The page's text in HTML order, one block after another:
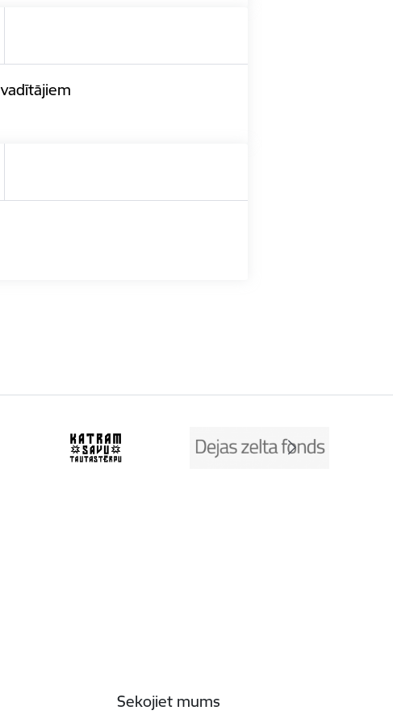
Sekojiet mums